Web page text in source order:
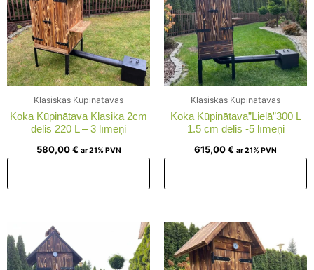
Klasiskās Kūpinātavas
Koka Kūpinātava Klasika 2cm
dēlis 220 L – 3 līmeņi
580,00€ ar 21% PVN
Klasiskās Kūpinātavas
Koka Kūpinātava”Lielā”300 L
1.5 cm dēlis -5 līmeņi
615,00€ ar 21% PVN